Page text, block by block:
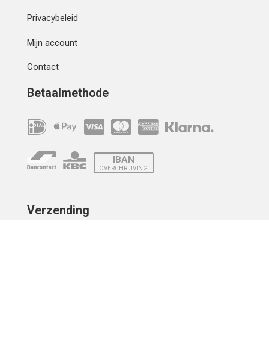
Privacybeleid
Mijn account
Contact
Betaalmethode
IBAN
OVERCHRIJVING
Verzending